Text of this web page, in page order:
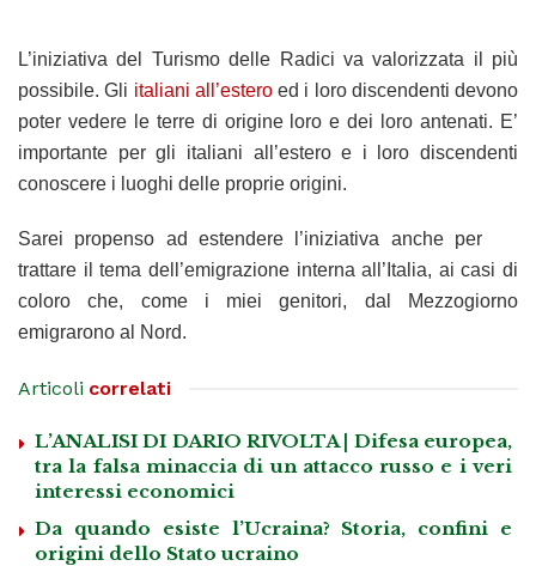
L’iniziativa del Turismo delle Radici va valorizzata il più
possibile. Gli italiani all’esteroed i loro discendenti devono
poter vedere le terre di origine loro e dei loro antenati. E’
importante per gli italiani all’estero e i loro discendenti
conoscere i luoghi delle proprie origini.
Sarei propenso ad estendere l’iniziativa anche per
trattare il tema dell’emigrazione interna all’Italia, ai casi di
coloro che, come i miei genitori, dal Mezzogiorno
emigrarono al Nord.
Articoli correlati
L’ANALISI DI DARIO RIVOLTA | Difesa europea,
tra la falsa minaccia di un attacco russo e i veri
interessi economici
Da quando esiste l’Ucraina? Storia, confini e
origini dello Stato ucraino